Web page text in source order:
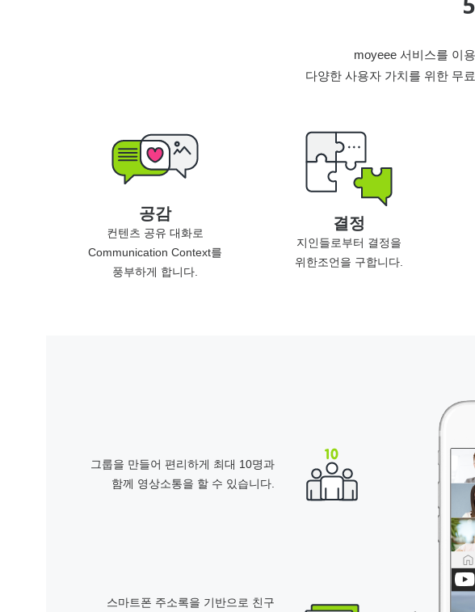
moyeee 서비스를 이
다양한 사용자 가치를 위한 무
공감
컨텐츠 공유 대화로
Communication Context를
풍부하게 합니다.
결정
지인들로부터 결정을
위한조언을 구합니다.
그룹을 만들어 편리하게 최대 10명과
함께 영상소통을 할 수 있습니다.
스마트폰 주소록을 기반으로 친구